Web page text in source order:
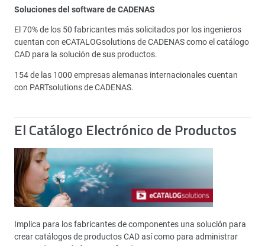
Soluciones del software de CADENAS
El 70% de los 50 fabricantes más solicitados por los ingenieros
cuentan con eCATALOGsolutions de CADENAS como el catálogo
CAD para la solución de sus productos.
154 de las 1000 empresas alemanas internacionales cuentan
con PARTsolutions de CADENAS.
El Catálogo Electrónico de Productos
Implica para los fabricantes de componentes una solución para
crear catálogos de productos CAD así como para administrar